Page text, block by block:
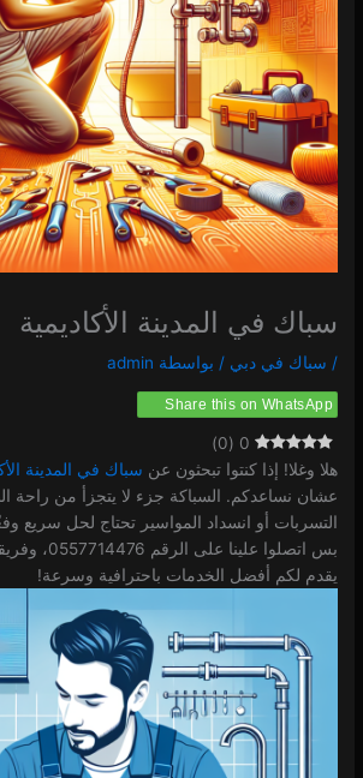
سباك في المدينة الأكاديمية
/ سباك في دبي / بواسطة admin
Share this on WhatsApp
0
(
0
)
هلا وغلا! إذا كنتوا تبحثون عن سباك في المدينة
عشان نساعدكم. السباكة جزء لا يتجزأ من راحة
التسربات أو انسداد المواسير تحتاج لحل سريع
بس اتصلوا علينا
يقدم لكم أفضل الخدمات باحترافية وسرعة!